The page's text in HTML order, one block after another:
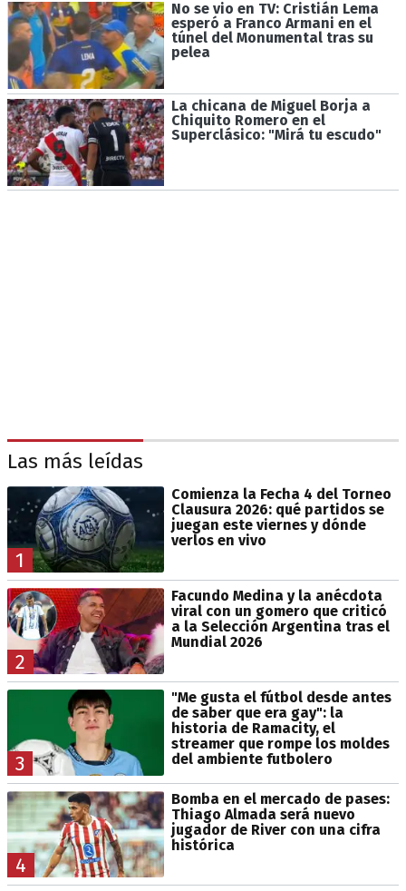
No se vio en TV: Cristián Lema
esperó a Franco Armani en el
túnel del Monumental tras su
pelea
La chicana de Miguel Borja a
Chiquito Romero en el
Superclásico: "Mirá tu escudo"
Las más leídas
1
Comienza la Fecha 4 del Torneo
Clausura 2026: qué partidos se
juegan este viernes y dónde
verlos en vivo
2
Facundo Medina y la anécdota
viral con un gomero que criticó
a la Selección Argentina tras el
Mundial 2026
3
"Me gusta el fútbol desde antes
de saber que era gay": la
historia de Ramacity, el
streamer que rompe los moldes
del ambiente futbolero
4
Bomba en el mercado de pases:
Thiago Almada será nuevo
jugador de River con una cifra
histórica